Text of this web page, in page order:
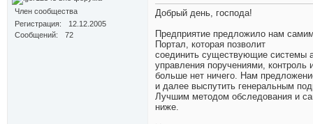
Член сообщества
Регистрация
12.12.2005
Сообщений
72
Добрый день, господа!
Предприятие предложило нам
Портал, которая позволит
соединить существующие системы
управления поручениями,
больше нет ничего. Нам
и далее выспутить генеральным
Лучшим методом обследования и
ниже.